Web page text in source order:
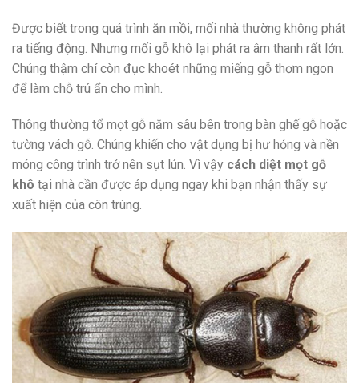
Được biết trong quá trình ăn mồi, mối nhà thường không phát
ra tiếng động. Nhưng mối gỗ khô lại phát ra âm thanh rất lớn.
Chúng thậm chí còn đục khoét những miếng gỗ thơm ngon
để làm chỗ trú ẩn cho mình.
Thông thường tổ mọt gỗ nằm sâu bên trong bàn ghế gỗ hoặc
tường vách gỗ. Chúng khiến cho vật dụng bị hư hỏng và nền
móng công trình trở nên sụt lún. Vì vậy cách diệt mọt gỗ
khô tại nhà cần được áp dụng ngay khi bạn nhận thấy sự
xuất hiện của côn trùng.